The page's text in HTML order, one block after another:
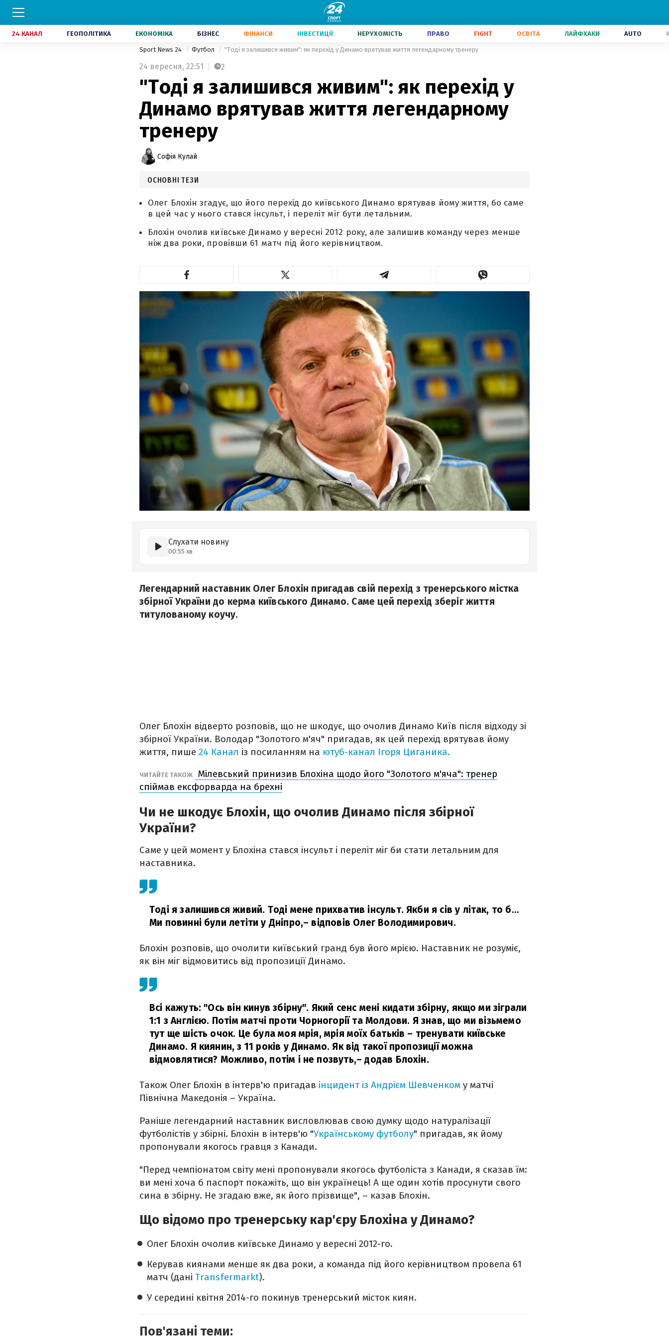
24 КАНАЛ ГЕОПОЛІТИКА ЕКОНОМІКА БІЗНЕС ФІНАНСИ ІНВЕСТИЦІЇ НЕРУХОМІСТЬ ПРАВО FIGHT ОСВІТА ЛАЙФХАКИ AUTO
Sport News 24 Футбол "Тоді я залишився живим": як перехід у Динамо врятував життя легендарному тренеру
24 вересня, 22:51 2
"Тоді я залишився живим": як перехід у
Динамо врятував життя легендарному
тренеру
Софія Кулай
ОСНОВНІ ТЕЗИ
Олег Блохін згадує, що його перехід до київського Динамо врятував йому життя, бо саме
в цей час у нього стався інсульт, і переліт міг бути летальним.
Блохін очолив київське Динамо у вересні 2012 року, але залишив команду через менше
ніж два роки, провівши 61 матч під його керівництвом.
Слухати новину
00:55 хв
Легендарний наставник Олег Блохін пригадав свій перехід з тренерського містка
збірної України до керма київського Динамо. Саме цей перехід зберіг життя
титулованому коучу.
Олег Блохін відверто розповів, що не шкодує, що очолив Динамо Київ після відходу зі
збірної України. Володар "Золотого м'яч" пригадав, як цей перехід врятував йому
життя, пише 24 Канал із посиланням на ютуб-канал Ігоря Циганика.
ЧИТАЙТЕ ТАКОЖ
Мілевський принизив Блохіна щодо його "Золотого м'яча": тренер
спіймав ексфорварда на брехні
Чи не шкодує Блохін, що очолив Динамо після збірної
України?
Саме у цей момент у Блохіна стався інсульт і переліт міг би стати летальним для
наставника.
Тоді я залишився живий. Тоді мене прихватив інсульт. Якби я сів у літак, то б…
Ми повинні були летіти у Дніпро,– відповів Олег Володимирович.
Блохін розповів, що очолити київський гранд був його мрією. Наставник не розуміє,
як він міг відмовитись від пропозиції Динамо.
Всі кажуть: "Ось він кинув збірну". Який сенс мені кидати збірну, якщо ми зіграли
1:1 з Англією. Потім матчі проти Чорногорії та Молдови. Я знав, що ми візьмемо
тут ще шість очок. Це була моя мрія, мрія моїх батьків – тренувати київське
Динамо. Я киянин, з 11 років у Динамо. Як від такої пропозиції можна
відмовлятися? Можливо, потім і не позвуть,– додав Блохін.
Також Олег Блохін в інтерв'ю пригадав інцидент із Андрієм Шевченком у матчі
Північна Македонія – Україна.
Раніше легендарний наставник висловлював свою думку щодо натуралізації
футболістів у збірні. Блохін в інтерв'ю "Українському футболу" пригадав, як йому
пропонували якогось гравця з Канади.
"Перед чемпіонатом світу мені пропонували якогось футболіста з Канади, я сказав їм:
ви мені хоча б паспорт покажіть, що він українець! А ще один хотів просунути свого
сина в збірну. Не згадаю вже, як його прізвище", – казав Блохін.
Що відомо про тренерську кар'єру Блохіна у Динамо?
Олег Блохін очолив київське Динамо у вересні 2012-го.
Керував киянами менше як два роки, а команда під його керівництвом провела 61
матч (дані Transfermarkt).
У середині квітня 2014-го покинув тренерський місток киян.
Пов'язані теми: